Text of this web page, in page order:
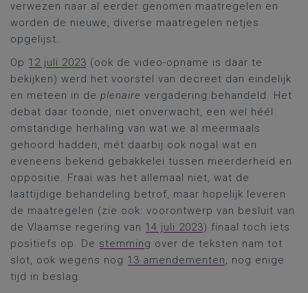
verwezen naar al eerder genomen maatregelen en
worden de nieuwe, diverse maatregelen netjes
opgelijst.
Op 12 juli 2023 (ook de video-opname is daar te
bekijken) werd het voorstel van decreet dan eindelijk
en meteen in de plenaire vergadering behandeld. Het
debat daar toonde, niet onverwacht, een wel héél
omstandige herhaling van wat we al meermaals
gehoord hadden, mét daarbij ook nogal wat en
eveneens bekend gebakkelei tussen meerderheid en
oppositie. Fraai was het allemaal niet, wat de
laattijdige behandeling betrof, maar hopelijk leveren
de maatregelen (zie ook: voorontwerp van besluit van
de Vlaamse regering van 14 juli 2023) finaal toch iets
positiefs op. De stemming over de teksten nam tot
slot, ook wegens nog 13 amendementen, nog enige
tijd in beslag.